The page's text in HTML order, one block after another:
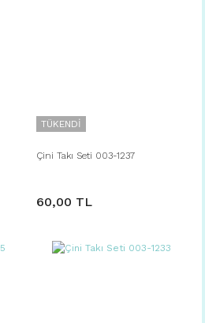
TÜKENDİ
Çini Takı Seti 003-1237
60,00 TL